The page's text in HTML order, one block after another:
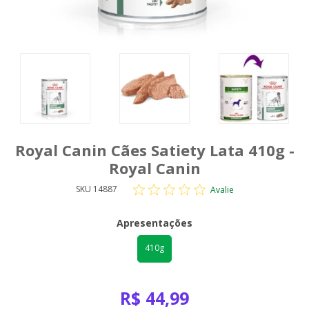
Royal Canin Cães Satiety Lata 410g -
Royal Canin
SKU 14887 Avalie
Apresentações
410g
R$ 44,99